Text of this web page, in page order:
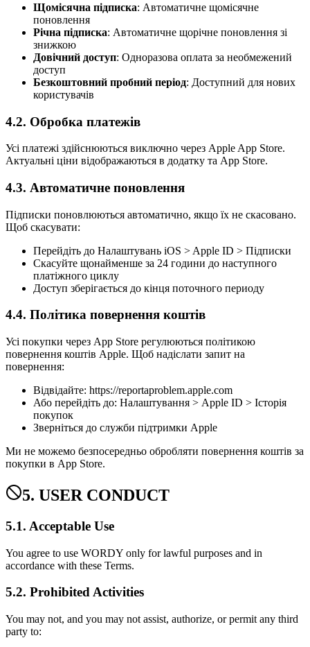
Щомісячна підписка: Автоматичне щомісячне
поновлення
Річна підписка: Автоматичне щорічне поновлення зі
знижкою
Довічний доступ: Одноразова оплата за необмежений
доступ
Безкоштовний пробний період: Доступний для нових
користувачів
4.2. Обробка платежів
Усі платежі здійснюються виключно через Apple App Store.
Актуальні ціни відображаються в додатку та App Store.
4.3. Автоматичне поновлення
Підписки поновлюються автоматично, якщо їх не скасовано.
Щоб скасувати:
Перейдіть до Налаштувань iOS > Apple ID > Підписки
Скасуйте щонайменше за 24 години до наступного
платіжного циклу
Доступ зберігається до кінця поточного периоду
4.4. Політика повернення коштів
Усі покупки через App Store регулюються політикою
повернення коштів Apple. Щоб надіслати запит на
повернення:
Відвідайте: https://reportaproblem.apple.com
Або перейдіть до: Налаштування > Apple ID > Історія
покупок
Зверніться до служби підтримки Apple
Ми не можемо безпосередньо обробляти повернення коштів за
покупки в App Store.
5. USER CONDUCT
5.1. Acceptable Use
You agree to use WORDY only for lawful purposes and in
accordance with these Terms.
5.2. Prohibited Activities
You may not, and you may not assist, authorize, or permit any third
party to: